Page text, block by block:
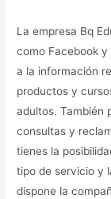
La empresa Bq
como Facebook
a la información
productos y
adultos. También
consultas y
tienes la
tipo de servicio y
dispone la